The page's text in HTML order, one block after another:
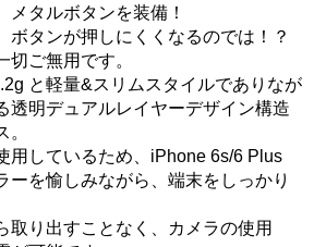
メタルボタンを装備！
ボタンが押しにくくなるのでは！？
切ご無用です。
と軽量&スリムスタイルでありなが
透明デュアルレイヤーデザイン構造
用しているため、iPhone 6s/6 Plus
ーを愉しみながら、端末をしっかり
取り出すことなく、カメラの使用